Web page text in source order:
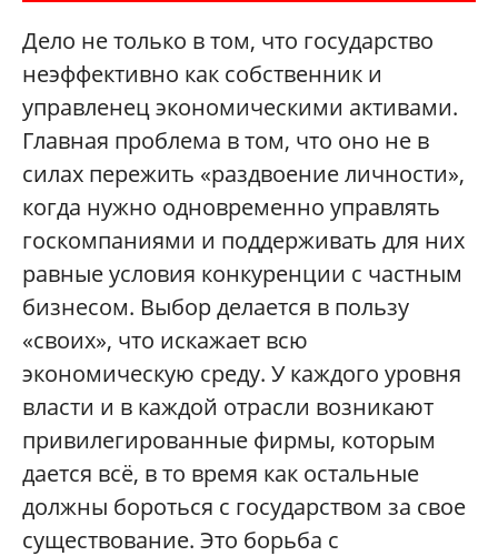
Дело не только в том, что государство
неэффективно как собственник и
управленец экономическими активами.
Главная проблема в том, что оно не в
силах пережить «раздвоение личности»,
когда нужно одновременно управлять
госкомпаниями и поддерживать для них
равные условия конкуренции с частным
бизнесом. Выбор делается в пользу
«своих», что искажает всю
экономическую среду. У каждого уровня
власти и в каждой отрасли возникают
привилегированные фирмы, которым
дается всё, в то время как остальные
должны бороться с государством за свое
существование. Это борьба с